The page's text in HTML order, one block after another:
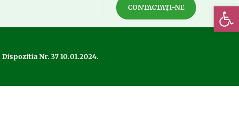
CONTACTAȚI-NE
Dispozitia Nr. 37 10.01.2024.